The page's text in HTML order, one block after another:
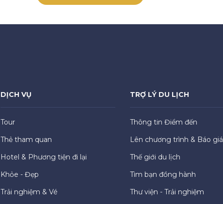
DỊCH VỤ
Tour
Thẻ tham quan
Hotel & Phương tiện đi lại
Khỏe - Đẹp
Trải nghiệm & Vé
TRỢ LÝ DU LỊCH
Thông tin Điểm đến
Lên chương trình & Báo giá
Thế giới du lịch
Tìm bạn đồng hành
Thư viện - Trải nghiệm